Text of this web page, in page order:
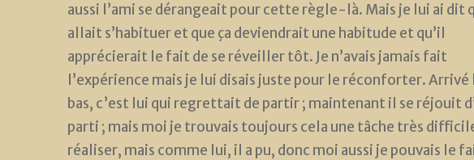
aussi l’ami se dérangeait pour cette règle-là. Mais je lui ai dit
allait s’habituer et que ça deviendrait une habitude et qu’il
apprécierait le fait de se réveiller tôt. Je n’avais jamais fait
l’expérience mais je lui disais juste pour le réconforter.
bas, c’est lui qui regrettait de partir ; maintenant il se réjouit
parti ; mais moi je trouvais toujours cela une tâche très
réaliser, mais comme lui, il a pu, donc moi aussi je pouvais le